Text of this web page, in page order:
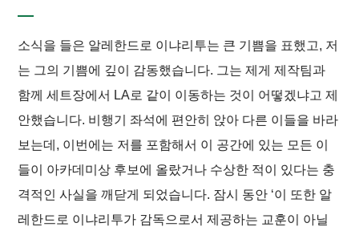
소식을 들은 알레한드로 이냐리투는 큰 기쁨을 표했고, 저
는 그의 기쁨에 깊이 감동했습니다. 그는 제게 제작팀과
함께 세트장에서 LA로 같이 이동하는 것이 어떻겠냐고 제
안했습니다. 비행기 좌석에 편안히 앉아 다른 이들을 바라
보는데, 이번에는 저를 포함해서 이 공간에 있는 모든 이
들이 아카데미상 후보에 올랐거나 수상한 적이 있다는 충
격적인 사실을 깨닫게 되었습니다. 잠시 동안 ‘이 또한 알
레한드로 이냐리투가 감독으로서 제공하는 교훈이 아닐